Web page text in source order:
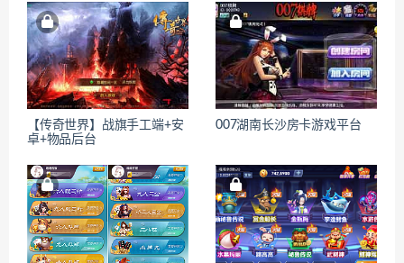
【传奇世界】战旗手工端+安
卓+物品后台
007湖南长沙房卡游戏平台